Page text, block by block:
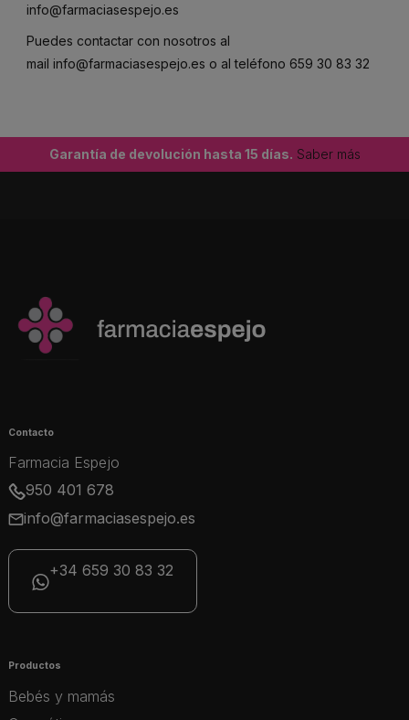
info@farmaciasespejo.es
Puedes contactar con nosotros al
mail info@farmaciasespejo.es o al teléfono 659 30 83 32
Garantía de devolución hasta 15 días. Saber más
Contacto
Farmacia Espejo
950 401 678
info@farmaciasespejo.es
+34 659 30 83 32
Productos
Bebés y mamás